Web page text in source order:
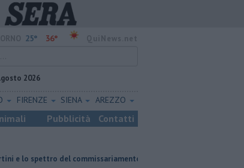
25° 36°
2026
FIRENZE SIENA AREZZO
Pubblicità Contatti
del commissariamento Parco eolico in mare, Confagricoltura